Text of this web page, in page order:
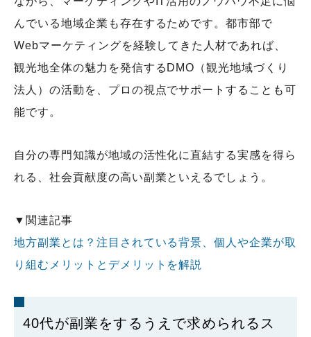
んでいる地域企業も存在するためです。都市部で
Webマーケティングを経験してきた人材であれば、
観光地全体の魅力を発信するDMO（観光地域づくり
法人）の活動を、プロの視点でサポートすることも可
能です。
自分の専門知識が地域の活性化に直結する実感を得ら
れる、社会貢献度の高い副業といえるでしょう。
▼関連記事
地方副業とは？注目されている背景、個人や企業が取
り組むメリットとデメリットを解説
40代が副業をするうえで求められるス